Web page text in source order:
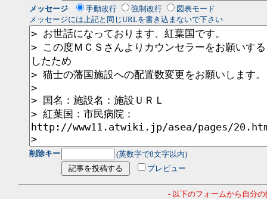
メッセージ
手動改行 強制改行
図表モード
メッセージには上記と同じURLを書き込まないで下さい
削除キー
(英数字で8文字以内)
プレビュー
- 以下のフォームから自分